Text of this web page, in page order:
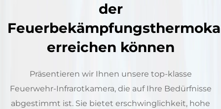
der
erreichen können
Präsentieren wir Ihnen unsere top-klasse
Feuerwehr-Infrarotkamera, die auf Ihre Bedürfnisse
abgestimmt ist. Sie bietet erschwinglichkeit, hohe